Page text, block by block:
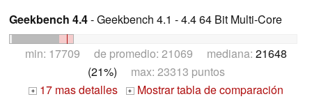
Geekbench 4.4- Geekbench 4.1 - 4.4 64 Bit Multi-Core
min: 17709 de promedio: 21069 mediana: 21648
(21%) max: 23313 puntos
+ 17 mas detalles + Mostrar tabla de comparación